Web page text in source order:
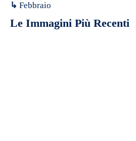
↳ Febbraio
Le Immagini Più Recenti